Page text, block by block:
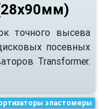
точного высева
посевных
Transformer.
эластомеры